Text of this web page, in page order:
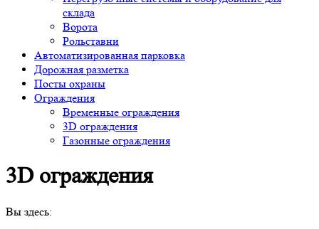
склада
Ворота
Рольставни
Автоматизированная парковка
Дорожная разметка
Посты охраны
Ограждения
Временные ограждения
3D ограждения
Газонные ограждения
3D ограждения
Вы здесь: